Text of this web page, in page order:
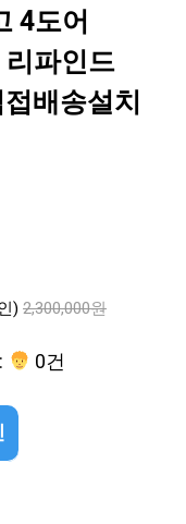
4도어
리파인드
배송설치
) 2,300,000원
0건